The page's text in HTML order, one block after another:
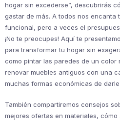
hogar sin excederse”, descubrirás
gastar de más. A todos nos encanta
funcional, pero a veces el
¡No te preocupes! Aquí te
para transformar tu hogar sin
como pintar las paredes de un color
renovar muebles antiguos con una
muchas formas económicas de
También compartiremos consejos
mejores ofertas en materiales,